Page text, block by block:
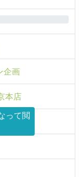
企画
本店
って閲